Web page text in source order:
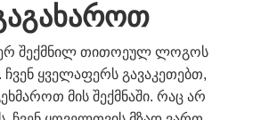
შექმნილ თითოეულ ლოგოს
ჩვენ ყველაფერს გავაკეთებთ,
მის შექმნაში. რაც არ